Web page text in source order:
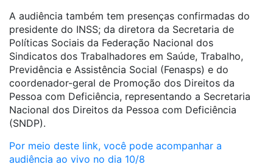
A audiência também tem presenças confirmadas do
presidente do INSS; da diretora da Secretaria de
Políticas Sociais da Federação Nacional dos
Sindicatos dos Trabalhadores em Saúde, Trabalho,
Previdência e Assistência Social (Fenasps) e do
coordenador-geral de Promoção dos Direitos da
Pessoa com Deficiência, representando a Secretaria
Nacional dos Direitos da Pessoa com Deficiência
(SNDP).
Por meio deste link, você pode acompanhar a
audiência ao vivo no dia 10/8